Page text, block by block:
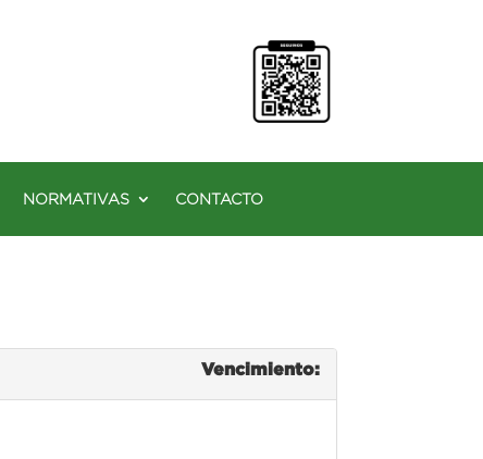
NORMATIVAS CONTACTO
Vencimiento: